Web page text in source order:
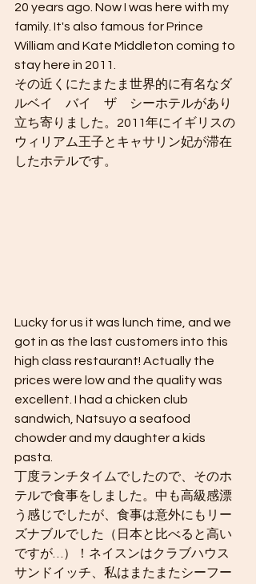
20 years ago. Now I was here with my
family. It's also famous for Prince
William and Kate Middleton coming to
stay here in 2011.
その近くにたまたま世界的に有名なダ
ルベイ　バイ　ザ　シーホテルがあり
立ち寄りました。2011年にイギリスの
ウィリアム王子とキャサリン妃が滞在
したホテルです。
Lucky for us it was lunch time, and we
got in as the last customers into this
high class restaurant! Actually the
prices were low and the quality was
excellent. I had a chicken club
sandwich, Natsuyo a seafood
chowder and my daughter a kids
pasta.
丁度ランチタイムでしたので、そのホ
テルで食事をしました。中も高級感漂
う感じでしたが、食事は意外にもリー
ズナブルでした（日本と比べると高い
ですが…）！ネイスンはクラブハウス
サンドイッチ、私はまたまたシーフー